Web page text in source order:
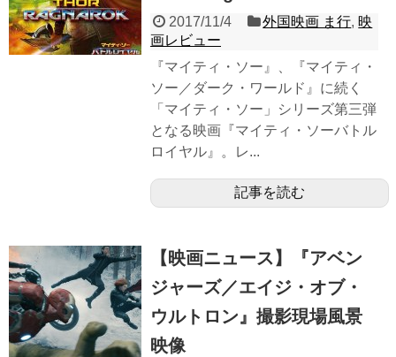
2017/11/4 外国映画 ま行, 映
画レビュー
『マイティ・ソー』、『マイティ・
ソー／ダーク・ワールド』に続く
「マイティ・ソー」シリーズ第三弾
となる映画『マイティ・ソーバトル
ロイヤル』。レ...
記事を読む
【映画ニュース】『アベン
ジャーズ／エイジ・オブ・
ウルトロン』撮影現場風景
映像